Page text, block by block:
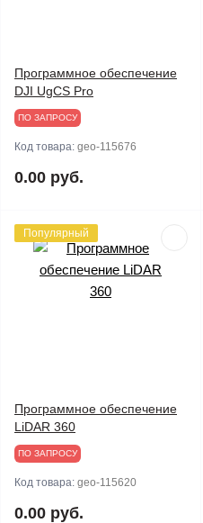
Программное обеспечение
DJI UgCS Pro
ПО ЗАПРОСУ
Код товара: geo-115676
0.00 руб.
Популярный
Программное обеспечение
LiDAR 360
ПО ЗАПРОСУ
Код товара: geo-115620
0.00 руб.